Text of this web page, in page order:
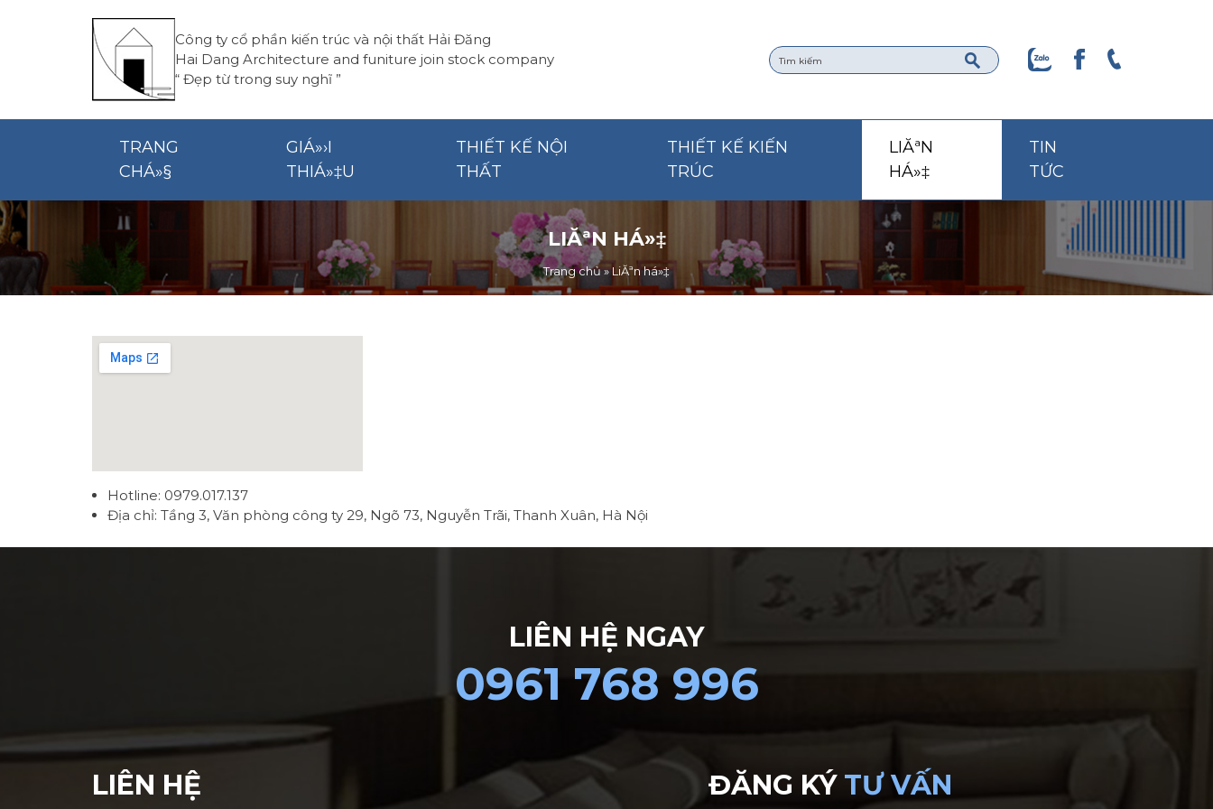
Công ty cổ phần kiến trúc và nội thất Hải Đăng
Hai Dang Architecture and funiture join stock company
“ Đẹp từ trong suy nghĩ ”
TRANG
CHÁ»§
GIÁ»›I
THIÁ»‡U
THIẾT KẾ NỘI
THẤT
THIẾT KẾ KIẾN
TRÚC
LIĂªN
HÁ»‡
TIN
TỨC
LIĂªN HÁ»‡
Trang chủ»LiĂªn há»‡
Hotline: 0979.017.137
Địa chỉ: Tầng 3, Văn phòng công ty 29, Ngõ 73, Nguyễn Trãi, Thanh Xuân, Hà Nội
LIÊN HỆ NGAY
0961 768 996
ĐĂNG KÝ TƯ VẤN
LIÊN HỆ